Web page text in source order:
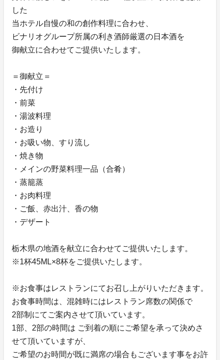
した
当ホテル自慢の和の創作料理に合わせ、
ビナリオグループ所属の利き酒師厳選の日本酒を
御献立に合わせてご提供いたします。
＝御献立＝
・先付け
・前菜
・湯波料理
・お造り
・お吸い物、すり流し
・焼き物
・メインの野菜料理一品（合肴）
・蒸籠蒸
・お肉料理
・ご飯、赤出汁、香の物
・デザート
栃木県の地酒を献立に合わせてご提供いたします。
※1杯45ML×8杯をご提供いたします。
※お食事はレストランにてお召し上がりいただきます。
お食事時間は、混雑時にはレストラン席数の関係で
2部制にてご案内させて頂いています。
1部、2部の時間は ご到着の順にご希望を承って決めさ
せて頂いていますが、
ご希望のお時間が既に満席の場合もございます事をお許